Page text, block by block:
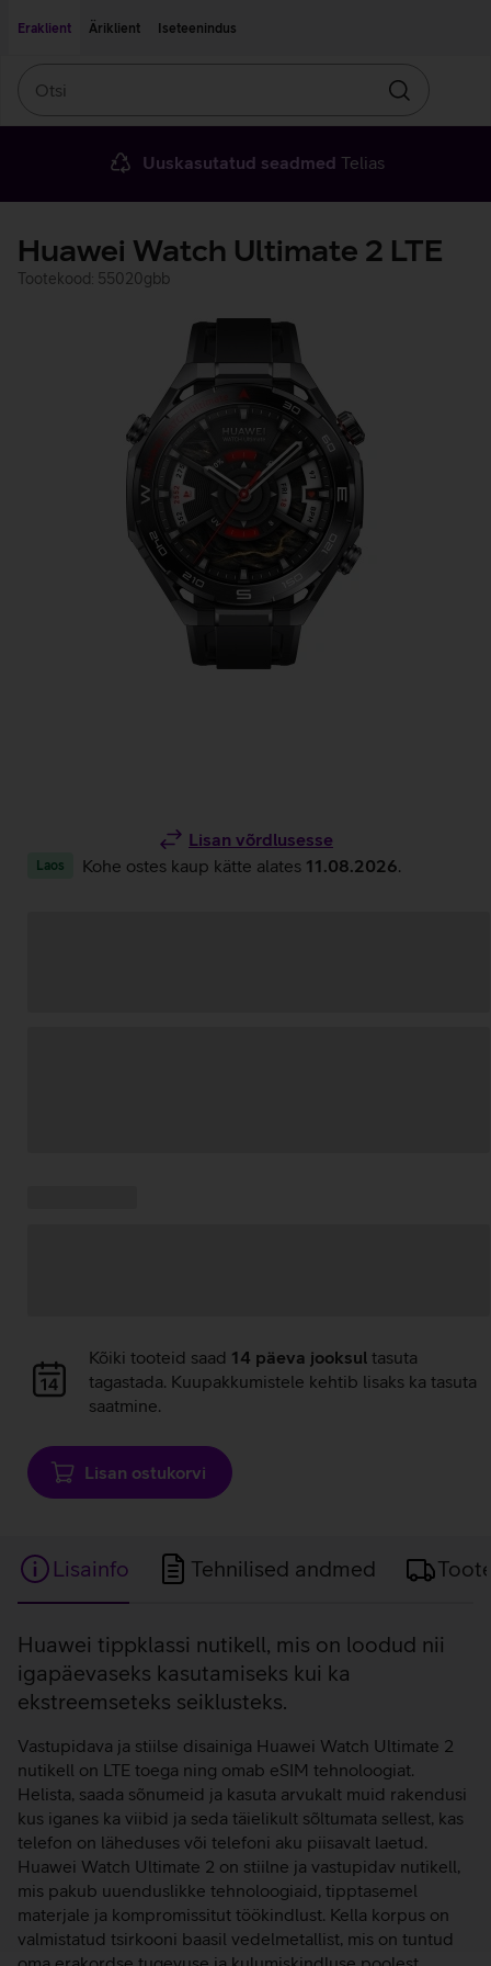
Eraklient
Äriklient Iseteenindus
Otsin
Uuskasutatud seadmed Telias
Huawei Watch Ultimate 2 LTE
Tootekood: 55020gbb
Lisan võrdlusesse
Laos Kohe ostes kaup kätte alates 11.08.2026
Andmete
laadimine
Kõiki tooteid saad 14 päeva jooksul tasuta
tagastada. Kuupakkumistele kehtib lisaks ka tasuta
saatmine.
Lisan ostukorvi
Lisainfo Tehnilised andmed
Lisainfo
Huawei tippklassi nutikell, mis on loodud nii
igapäevaseks kasutamiseks kui ka
ekstreemseteks seiklusteks.
Vastupidava ja stiilse disainiga Huawei Watch Ultimate 2
nutikell on LTE toega ning omab eSIM tehnoloogiat.
Helista, saada sõnumeid ja kasuta arvukalt muid rakendusi
kus iganes ka viibid ja seda täielikult sõltumata sellest, kas
telefon on läheduses või telefoni aku piisavalt laetud.
Huawei Watch Ultimate 2 on stiilne ja vastupidav nutikell,
mis pakub uuenduslikke tehnoloogiaid, tipptasemel
materjale ja kompromissitut töökindlust. Kella korpus on
valmistatud tsirkooni baasil vedelmetallist, mis on tuntud